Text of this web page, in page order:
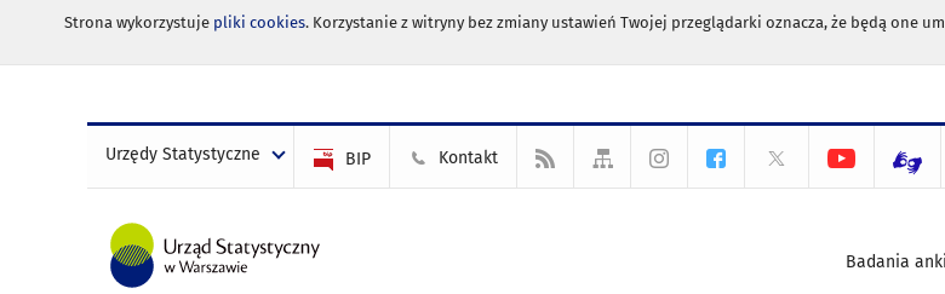
Strona wykorzystuje pliki cookies. Korzystanie z witryny bez zmiany ustawień Twojej przeglądarki oznacza, że będą one
Urzędy Statystyczne BIP Kontakt
Badania